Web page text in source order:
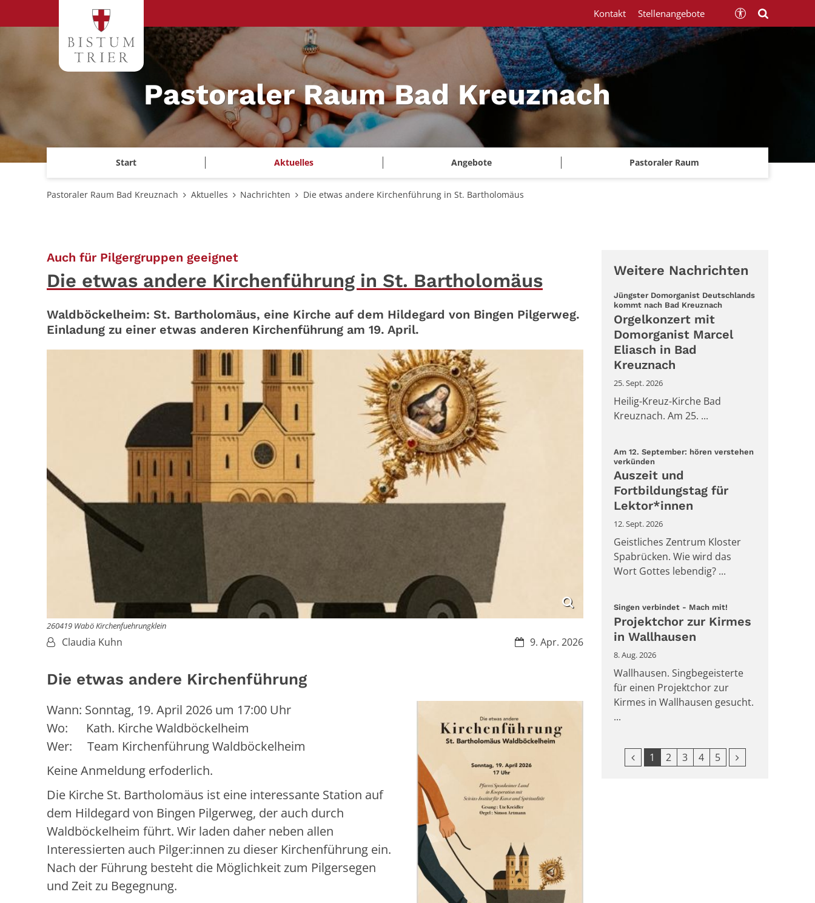
Pastoraler Raum Bad Kreuznach
Start Aktuelles Angebote Pastoraler Raum
Kontakt Stellenangebote
Pastoraler Raum Bad Kreuznach Aktuelles Nachrichten Die etwas andere Kirchenführung in St. Bartholomäus
Auch für Pilgergruppen geeignet:
Die etwas andere Kirchenführung in St. Bartholomäus
Waldböckelheim: St. Bartholomäus, eine Kirche auf dem Hildegard von Bingen Pilgerweg.
Einladung zu einer etwas anderen Kirchenführung am 19. April.
260419 Wabö Kirchenfuehrungklein
Datum:
9. Apr. 2026
Von:Claudia Kuhn
Die etwas andere Kirchenführung
Wann: Sonntag, 19. April 2026 um 17:00 Uhr
Wo: Kath. Kirche Waldböckelheim
Wer: Team Kirchenführung Waldböckelheim
Keine Anmeldung erfoderlich.
Die Kirche St. Bartholomäus ist eine interessante Station auf
dem Hildegard von Bingen Pilgerweg, der auch durch
Waldböckelheim führt. Wir laden daher neben allen
Interessierten auch Pilger:innen zu dieser Kirchenführung ein.
Nach der Führung besteht die Möglichkeit zum Pilgersegen
und Zeit zu Begegnung.
Weitere Nachrichten
Jüngster Domorganist Deutschlands
kommt nach Bad Kreuznach:
Orgelkonzert mit
Domorganist Marcel
Eliasch in Bad
Kreuznach
25. Sept. 2026
Heilig-Kreuz-Kirche Bad
Kreuznach. Am 25. ...
Am 12. September: hören verstehen
verkünden:
Auszeit und
Fortbildungstag für
Lektor*innen
12. Sept. 2026
Geistliches Zentrum Kloster
Spabrücken. Wie wird das
Wort Gottes lebendig? ...
Singen verbindet - Mach mit!
Projektchor zur Kirmes
in Wallhausen
8. Aug. 2026
Wallhausen. Singbegeisterte
für einen Projektchor zur
Kirmes in Wallhausen gesucht.
...
Vorherige Seite
1 2 3 4 5 Nächste Seite